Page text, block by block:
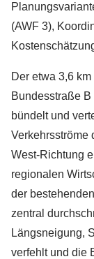
(AWF 3),
Der etwa 3,6
Bundesstraße
bündelt und
Verkehrsströme
West-Richtung
regionalen
der
zentral
Längsneigung,
verfehlt und die